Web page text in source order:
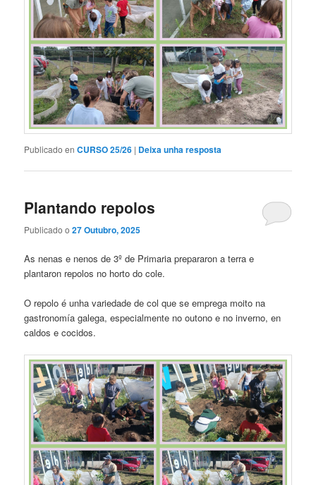
Publicado en CURSO 25/26 | Deixa unha resposta
Plantando repolos
Publicado o27 Outubro, 2025
As nenas e nenos de 3º de Primaria prepararon a terra e
plantaron repolos no horto do cole.
O repolo é unha variedade de col que se emprega moito na
gastronomía galega, especialmente no outono e no inverno, en
caldos e cocidos.